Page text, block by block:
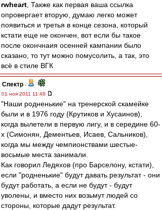
rwheart , Также как первая ваша ссылка
опровергает вторую, думаю легко может
появиться и третья в конце сезона, который
кстати еще не окончен, вот если бы такое
после окончнаия осенней кампании было
сказано, то тут можно помусолить, а так, это
всё в стиле ВГК
Спектр -
01 ноя 2011 11:48
"Наши родненькие" на тренерской скамейке
были и в 1976 году (Крутиков и Хусаинов),
когда вылетели в первую лигу, и в середине 60-
х (Симонян, Дементьев, Исаев, Сальников),
когда мы между чемпионствами шестые-
восьмые места занимали.
Как говорил Ледяхов (про Барселону, кстати),
если "родненькие" будут давать результат - они
будут работать, а если не будут - будут
уволены, и вместо них возьмут людей со
стороны, которые дадут результат.